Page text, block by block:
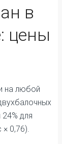
в
цены
на любой
для
× 0,76).